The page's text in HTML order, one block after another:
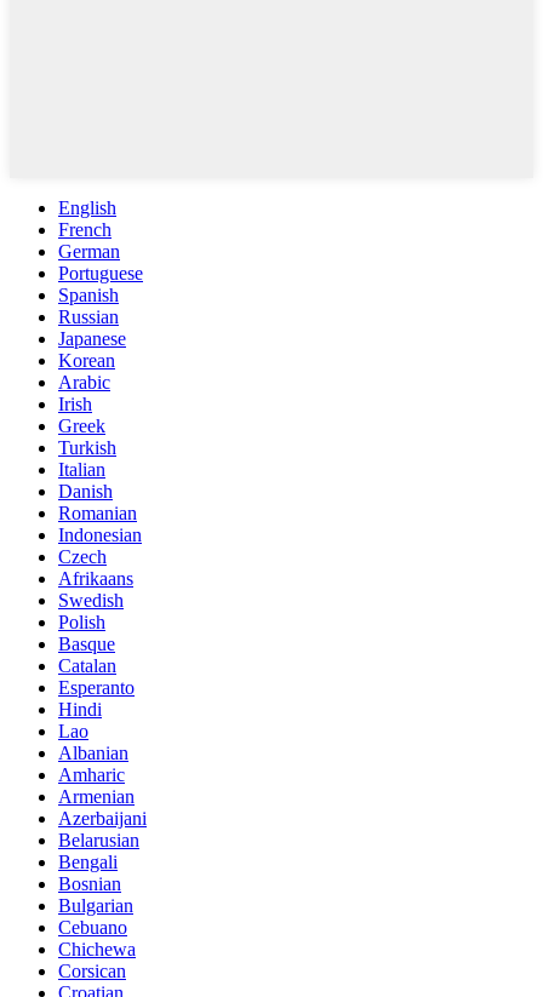
English
French
German
Portuguese
Spanish
Russian
Japanese
Korean
Arabic
Irish
Greek
Turkish
Italian
Danish
Romanian
Indonesian
Czech
Afrikaans
Swedish
Polish
Basque
Catalan
Esperanto
Hindi
Lao
Albanian
Amharic
Armenian
Azerbaijani
Belarusian
Bengali
Bosnian
Bulgarian
Cebuano
Chichewa
Corsican
Croatian